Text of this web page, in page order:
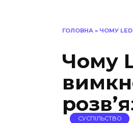
ГОЛОВНА » ЧОМУ
Чому
СУСПІЛЬСТВО